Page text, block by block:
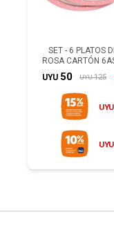
SET - 6 PLATOS
ROSA CARTÓN
UYU 50 UYU 125
UYU
UYU